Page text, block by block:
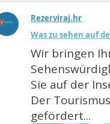
Rezerviraj.hr
Was zu sehen auf
Wir bringen
Sie auf der
Der
gefördert...